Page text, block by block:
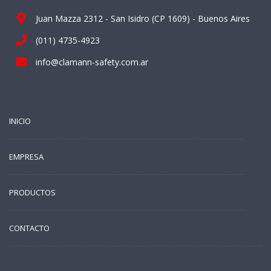
Juan Mazza 2312 - San Isidro (CP 1609) - Buenos Aires
(011) 4735-4923
info@clamann-safety.com.ar
INICIO
EMPRESA
PRODUCTOS
CONTACTO